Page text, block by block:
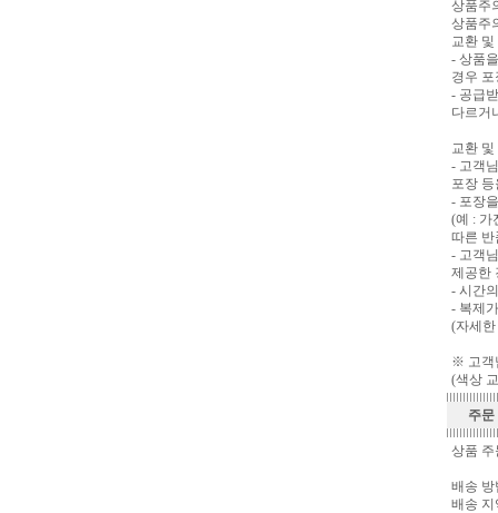
상품주
상품주
교환
- 상품
경우
- 공급
다르거
교환
- 고객
포장
- 포장
(예 : 가
따른 반
- 고객
제공한
- 시간
- 복제
(자세
※ 고객
(색상
주
상품 주
배송 방
배송 지